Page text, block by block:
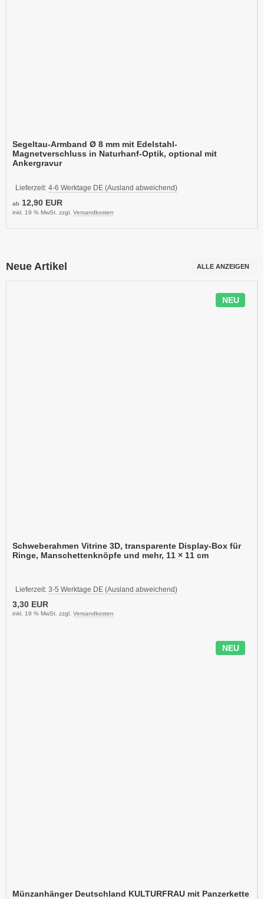
Segeltau-Armband Ø 8 mm mit Edelstahl-
Magnetverschluss in Naturhanf-Optik, optional mit
Ankergravur
Lieferzeit: 4-6 Werktage DE (Ausland abweichend)
ab 12,90 EUR
inkl. 19 % MwSt. zzgl. Versandkosten
Neue Artikel ALLE ANZEIGEN
NEU
Schweberahmen Vitrine 3D, transparente Display-Box für
Ringe, Manschettenknöpfe und mehr, 11 × 11 cm
Lieferzeit: 3-5 Werktage DE (Ausland abweichend)
3,30 EUR
inkl. 19 % MwSt. zzgl. Versandkosten
NEU
Münzanhänger Deutschland KULTURFRAU mit Panzerkette